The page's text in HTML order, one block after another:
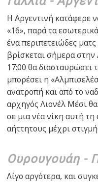
Η Αργεντινή κατάφερε
«16», παρά τα
ένα περιπετειώδες
βρίσκεται σήμερα
17:00 θα διασταυρώσει
μπορέσει η
ανατροπή και από το
αρχηγός Λιονέλ Μέσι
σε μια νέα νίκη αυτή
αήττητους μέχρι
Ουρουγουάη -
Λίγο αργότερα, και